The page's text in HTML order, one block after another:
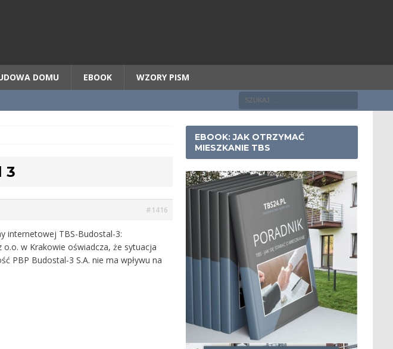
DOMU EBOOK WZORY PISM
3
#1416
internetowej TBS-Budostal-3:
o.o. w Krakowie oświadcza, że sytuacja
PBP Budostal-3 S.A. nie ma wpływu na
EBOOK: JAK OTRZYMAĆ
MIESZKANIE TBS